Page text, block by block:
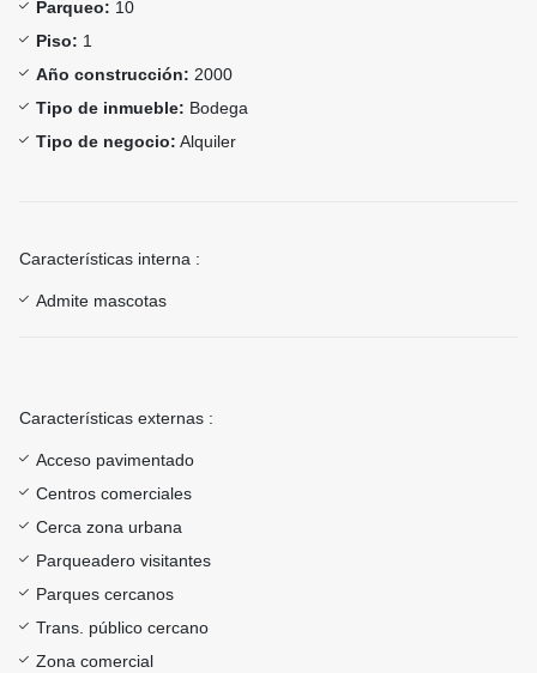
Parqueo: 10
Piso: 1
Año construcción: 2000
Tipo de inmueble: Bodega
Tipo de negocio: Alquiler
Características interna :
Admite mascotas
Características externas :
Acceso pavimentado
Centros comerciales
Cerca zona urbana
Parqueadero visitantes
Parques cercanos
Trans. público cercano
Zona comercial